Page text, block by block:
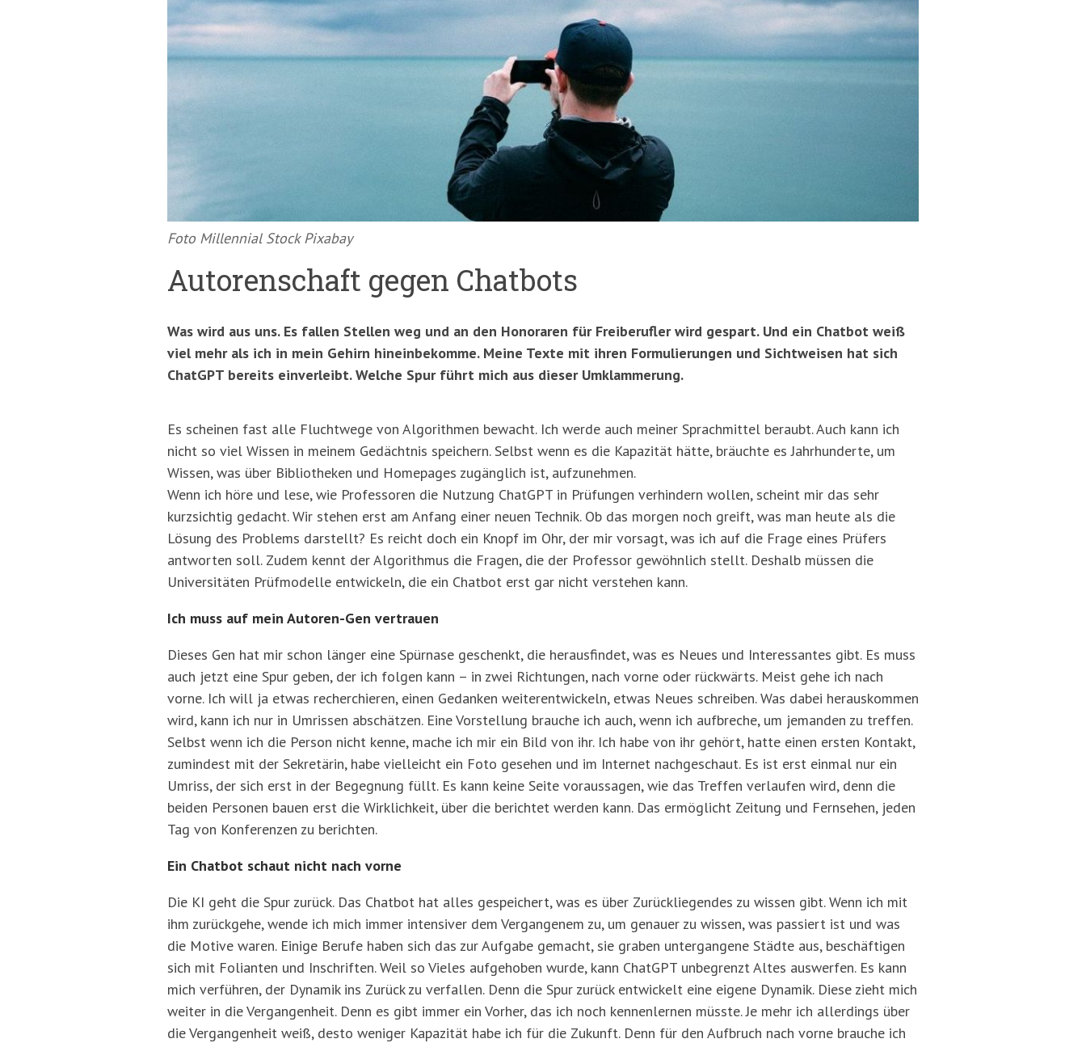
Foto Millennial Stock Pixabay
Autorenschaft gegen Chatbots
Was wird aus uns. Es fallen Stellen weg und an den Honoraren für Freiberufler wird gespart. Und ein Chatbot weiß
viel mehr als ich in mein Gehirn hineinbekomme. Meine Texte mit ihren Formulierungen und Sichtweisen hat sich
ChatGPT bereits einverleibt. Welche Spur führt mich aus dieser Umklammerung.
Es scheinen fast alle Fluchtwege von Algorithmen bewacht. Ich werde auch meiner Sprachmittel beraubt. Auch kann ich
nicht so viel Wissen in meinem Gedächtnis speichern. Selbst wenn es die Kapazität hätte, bräuchte es Jahrhunderte, um
Wissen, was über Bibliotheken und Homepages zugänglich ist, aufzunehmen.
Wenn ich höre und lese, wie Professoren die Nutzung ChatGPT in Prüfungen verhindern wollen, scheint mir das sehr
kurzsichtig gedacht. Wir stehen erst am Anfang einer neuen Technik. Ob das morgen noch greift, was man heute als die
Lösung des Problems darstellt? Es reicht doch ein Knopf im Ohr, der mir vorsagt, was ich auf die Frage eines Prüfers
antworten soll. Zudem kennt der Algorithmus die Fragen, die der Professor gewöhnlich stellt. Deshalb müssen die
Universitäten Prüfmodelle entwickeln, die ein Chatbot erst gar nicht verstehen kann.
Ich muss auf mein Autoren-Gen vertrauen
Dieses Gen hat mir schon länger eine Spürnase geschenkt, die herausfindet, was es Neues und Interessantes gibt. Es muss
auch jetzt eine Spur geben, der ich folgen kann – in zwei Richtungen, nach vorne oder rückwärts. Meist gehe ich nach
vorne. Ich will ja etwas recherchieren, einen Gedanken weiterentwickeln, etwas Neues schreiben. Was dabei herauskommen
wird, kann ich nur in Umrissen abschätzen. Eine Vorstellung brauche ich auch, wenn ich aufbreche, um jemanden zu treffen.
Selbst wenn ich die Person nicht kenne, mache ich mir ein Bild von ihr. Ich habe von ihr gehört, hatte einen ersten Kontakt,
zumindest mit der Sekretärin, habe vielleicht ein Foto gesehen und im Internet nachgeschaut. Es ist erst einmal nur ein
Umriss, der sich erst in der Begegnung füllt. Es kann keine Seite voraussagen, wie das Treffen verlaufen wird, denn die
beiden Personen bauen erst die Wirklichkeit, über die berichtet werden kann. Das ermöglicht Zeitung und Fernsehen, jeden
Tag von Konferenzen zu berichten.
Ein Chatbot schaut nicht nach vorne
Die KI geht die Spur zurück. Das Chatbot hat alles gespeichert, was es über Zurückliegendes zu wissen gibt. Wenn ich mit
ihm zurückgehe, wende ich mich immer intensiver dem Vergangenem zu, um genauer zu wissen, was passiert ist und was
die Motive waren. Einige Berufe haben sich das zur Aufgabe gemacht, sie graben untergangene Städte aus, beschäftigen
sich mit Folianten und Inschriften. Weil so Vieles aufgehoben wurde, kann ChatGPT unbegrenzt Altes auswerfen. Es kann
mich verführen, der Dynamik ins Zurück zu verfallen. Denn die Spur zurück entwickelt eine eigene Dynamik. Diese zieht mich
weiter in die Vergangenheit. Denn es gibt immer ein Vorher, das ich noch kennenlernen müsste. Je mehr ich allerdings über
die Vergangenheit weiß, desto weniger Kapazität habe ich für die Zukunft. Denn für den Aufbruch nach vorne brauche ich